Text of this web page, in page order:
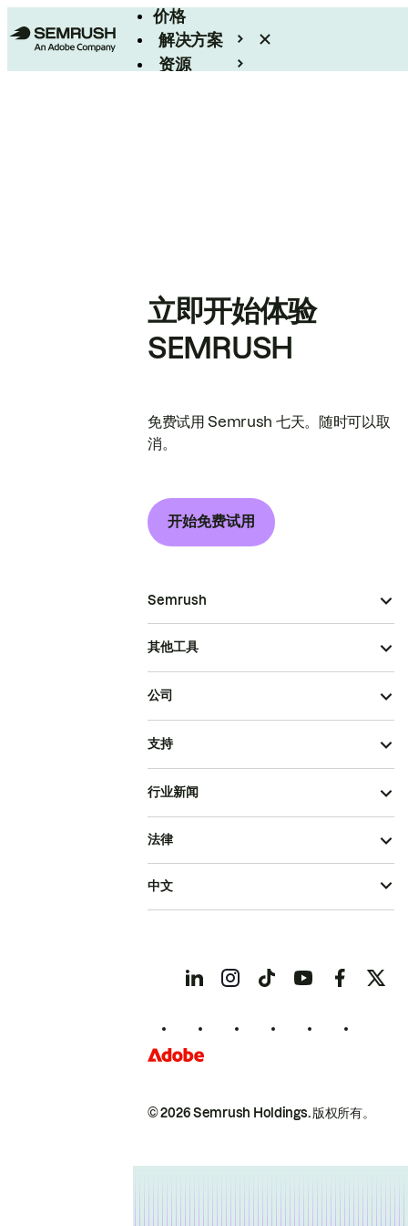
价格
解决方案
资源
立即开始体验
SEMRUSH
免费试用 Semrush 七天。随时可以取
消。
开始免费试用
Semrush
其他工具
公司
支持
行业新闻
© 2026 Semrush Holdings.版权所有。
法律
中文